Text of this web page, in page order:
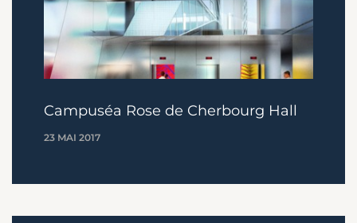
Campuséa Rose de Cherbourg Hall
23 MAI 2017